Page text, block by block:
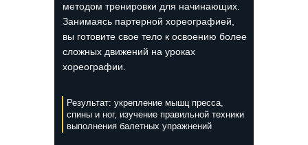
методом тренировки для начинающих.
Занимаясь партерной хореографией,
вы готовите свое тело к освоению более
сложных движений на уроках
хореографии.
Результат: укрепление мышц пресса,
спины и ног, изучение правильной техники
выполнения балетных упражнений